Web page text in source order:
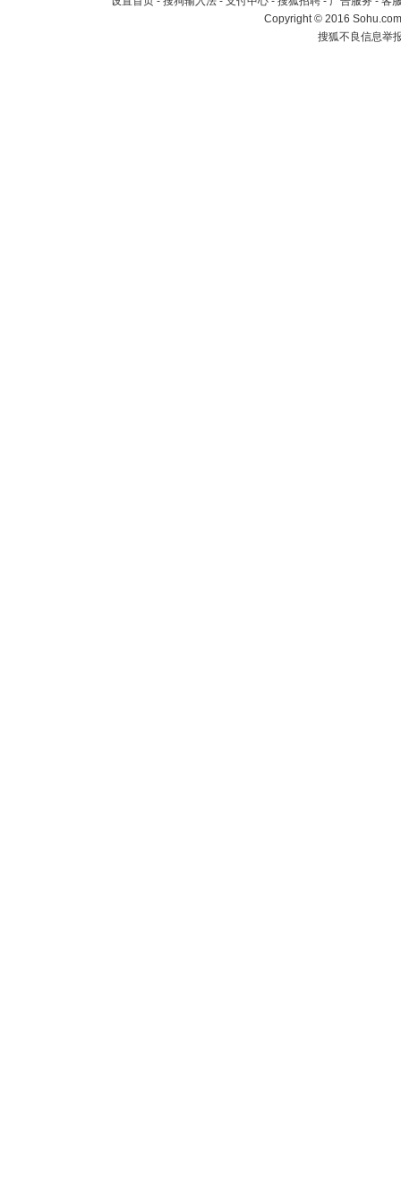
Copyright©2016
搜狐不良信息举